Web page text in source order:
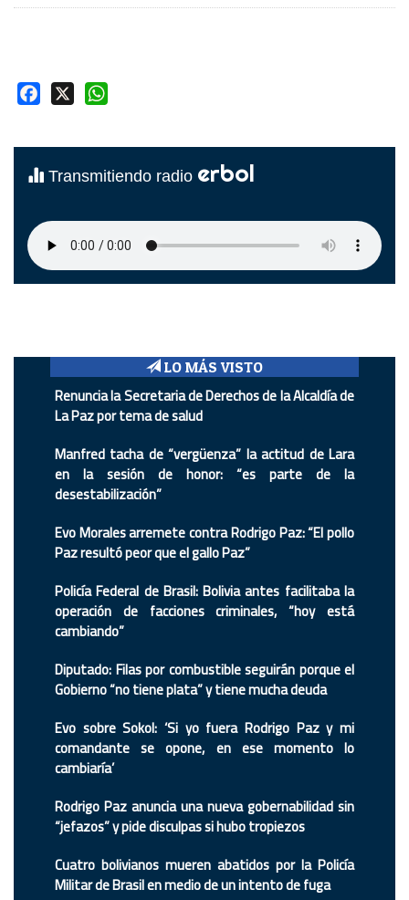
Facebook
Transmitiendo radio erbol
LO MÁS VISTO
Renuncia la Secretaria de Derechos de la Alcaldía de
La Paz por tema de salud
Manfred tacha de “vergüenza” la actitud de Lara
en la sesión de honor: “es parte de la
desestabilización”
Evo Morales arremete contra Rodrigo Paz: “El pollo
Paz resultó peor que el gallo Paz”
Policía Federal de Brasil: Bolivia antes facilitaba la
operación de facciones criminales, “hoy está
cambiando”
Diputado: Filas por combustible seguirán porque el
Gobierno “no tiene plata” y tiene mucha deuda
Evo sobre Sokol: ‘Si yo fuera Rodrigo Paz y mi
comandante se opone, en ese momento lo
cambiaría’
Rodrigo Paz anuncia una nueva gobernabilidad sin
“jefazos” y pide disculpas si hubo tropiezos
Cuatro bolivianos mueren abatidos por la Policía
Militar de Brasil en medio de un intento de fuga